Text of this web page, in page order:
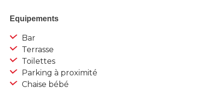
Equipements
Bar
Terrasse
Toilettes
Parking à proximité
Chaise bébé